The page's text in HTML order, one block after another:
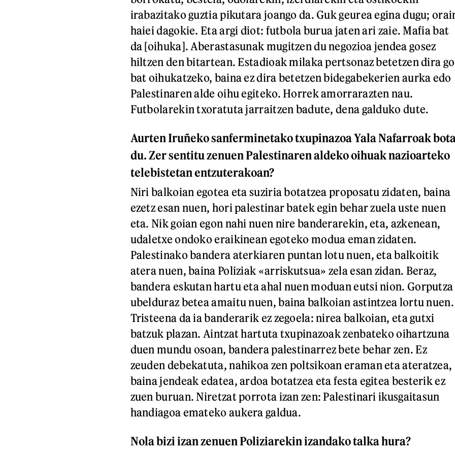
irabazitako guztia pikutara joango da. Guk geurea egina dugu;
haiei dagokie. Eta argi diot: futbola burua jaten ari zaie. Mafia bat
da [oihuka]. Aberastasunak mugitzen du negozioa jendea gosez
hiltzen den bitartean. Estadioak milaka pertsonaz betetzen dira
bat oihukatzeko, baina ez dira betetzen bidegabekerien aurka edo
Palestinaren alde oihu egiteko. Horrek amorrarazten nau.
Futbolarekin txoratuta jarraitzen badute, dena galduko dute.
Aurten Iruñeko sanferminetako txupinazoa Yala Nafarroak
du. Zer sentitu zenuen Palestinaren aldeko oihuak nazioarteko
telebistetan entzuterakoan?
Niri balkoian egotea eta suziria botatzea proposatu zidaten, baina
ezetz esan nuen, hori palestinar batek egin behar zuela uste nuen
eta. Nik goian egon nahi nuen nire banderarekin, eta, azkenean,
udaletxe ondoko eraikinean egoteko modua eman zidaten.
Palestinako bandera aterkiaren puntan lotu nuen, eta balkoitik
atera nuen, baina Poliziak «arriskutsua» zela esan zidan. Beraz,
bandera eskutan hartu eta ahal nuen moduan eutsi nion. Gorputza
ubelduraz betea amaitu nuen, baina balkoian astintzea lortu nuen.
Tristeena da ia banderarik ez zegoela: nirea balkoian, eta gutxi
batzuk plazan. Aintzat hartuta txupinazoak zenbateko oihartzuna
duen mundu osoan, bandera palestinarrez bete behar zen. Ez
zeuden debekatuta, nahikoa zen poltsikoan eraman eta ateratzea,
baina jendeak edatea, ardoa botatzea eta festa egitea besterik ez
zuen buruan. Niretzat porrota izan zen: Palestinari ikusgaitasun
handiagoa emateko aukera galdua.
Nola bizi izan zenuen Poliziarekin izandako talka hura?